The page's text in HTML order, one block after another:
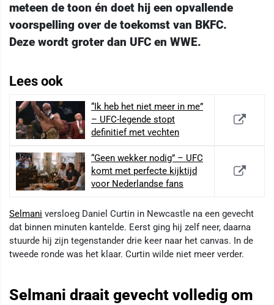
meteen de toon én doet hij een opvallende
voorspelling over de toekomst van BKFC.
Deze wordt groter dan UFC en WWE.
Lees ook
“Ik heb het niet meer in me”
– UFC-legende stopt
definitief met vechten
“Geen wekker nodig” – UFC
komt met perfecte kijktijd
voor Nederlandse fans
Selmani versloeg Daniel Curtin in Newcastle na een gevecht
dat binnen minuten kantelde. Eerst ging hij zelf neer, daarna
stuurde hij zijn tegenstander drie keer naar het canvas. In de
tweede ronde was het klaar. Curtin wilde niet meer verder.
Selmani draait gevecht volledig om